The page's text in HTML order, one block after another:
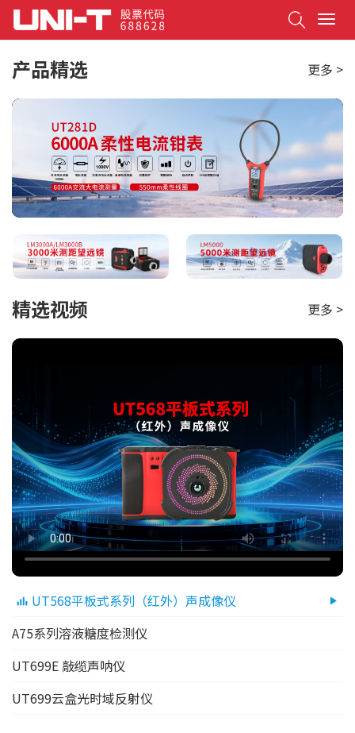
T
o
g
e
a
v
i
g
a
t
o
n
产品精选 更多 >
精选视频 更多 >
UT568平板式系列（红外）声成像仪
A75系列溶液糖度检测仪
UT699E 敲缆声呐仪
UT699云盒光时域反射仪